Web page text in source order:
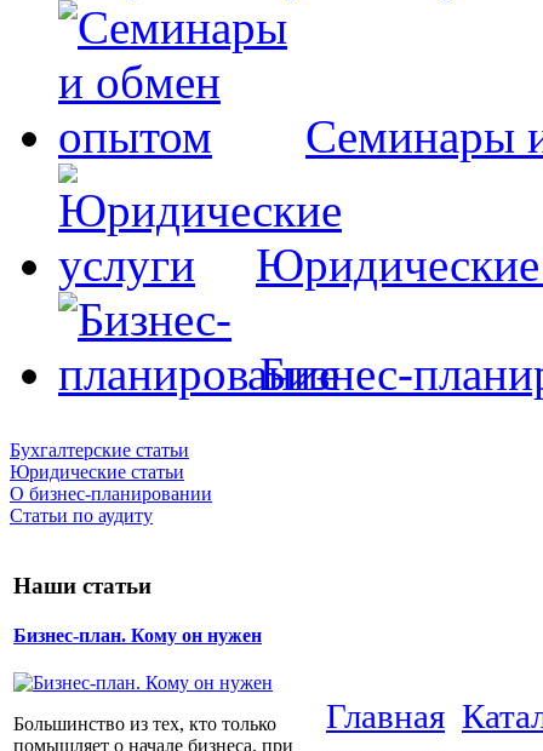
Семинары
Юридические
Бизнес-
Бухгалтерские статьи
Юридические статьи
О бизнес-планировании
Статьи по аудиту
Наши статьи
Бизнес-план. Кому он нужен
Большинство из тех, кто только
помышляет о начале бизнеса, при
Главная